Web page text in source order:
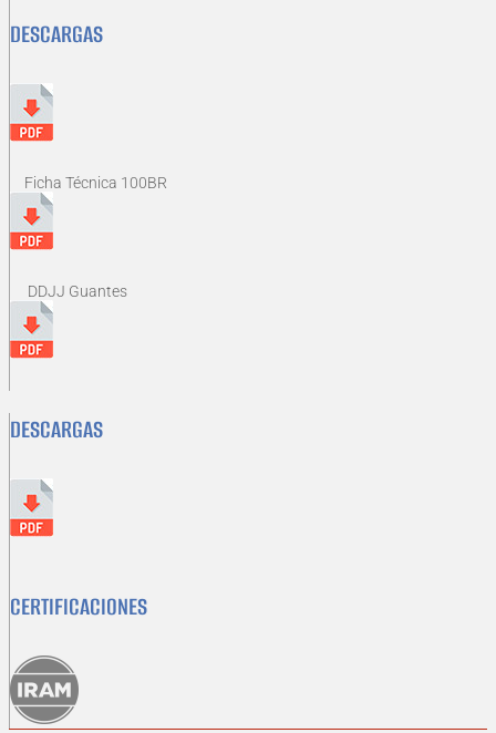
DESCARGAS
Ficha Técnica 100BR
DDJJ Guantes
DESCARGAS
CERTIFICACIONES